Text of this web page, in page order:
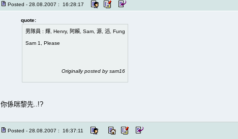
Posted - 28.08.2007 : 16:28:17
quote:
男隊員 : 輝, Henry, 阿賴, Sam, 源, 滔, Fung
Sam 1, Please
Originally posted by sam16
你係咪黎先..!?
Posted - 28.08.2007 : 16:37:11